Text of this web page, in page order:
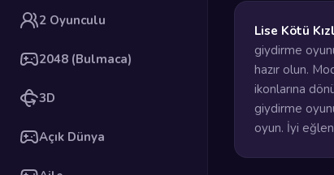
2 Oyunculu
2048 (Bulmaca)
3D
Açık Dünya
Lise Kötü
giydirme
hazır olun.
ikonlarına
giydirme
oyun. İyi